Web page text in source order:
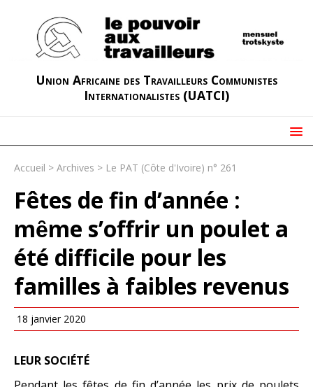
Union Africaine des Travailleurs Communistes
Internationalistes (UATCI)
Accueil > Archives > Le PAT (Côte d'Ivoire) n° 261
Fêtes de fin d’année :
mȇme s’offrir un poulet a
été difficile pour les
familles à faibles revenus
18 janvier 2020
LEUR SOCIÉTÉ